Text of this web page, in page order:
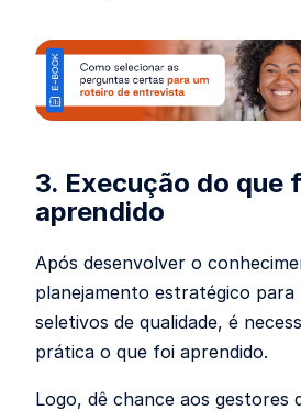
3. Execução do que
aprendido
Após desenvolver o
planejamento estratégico
seletivos de qualidade, é
prática o que foi aprendido.
Logo, dê chance aos gestores